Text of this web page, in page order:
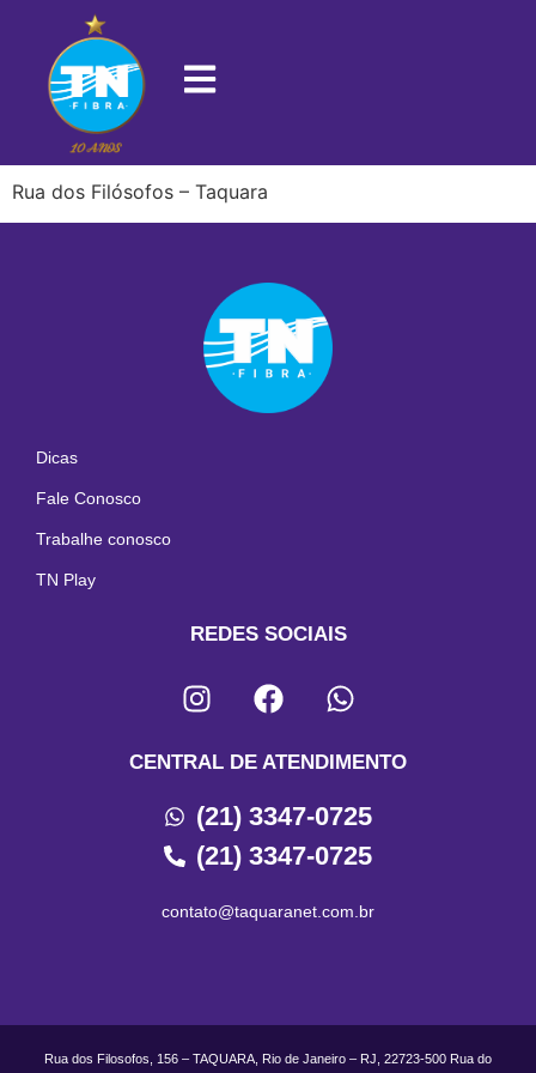
22723-500
Rua dos Filósofos – Taquara
Dicas
Fale Conosco
Trabalhe conosco
TN Play
REDES SOCIAIS
CENTRAL DE ATENDIMENTO
(21) 3347-0725
(21) 3347-0725
contato@taquaranet.com.br
Rua dos Filosofos, 156 – TAQUARA, Rio de Janeiro – RJ, 22723-500 Rua do